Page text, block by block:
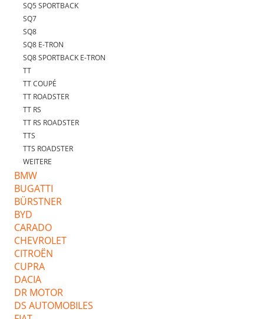
SQ5 SPORTBACK
SQ7
SQ8
SQ8 E-TRON
SQ8 SPORTBACK E-TRON
TT
TT COUPÉ
TT ROADSTER
TT RS
TT RS ROADSTER
TTS
TTS ROADSTER
WEITERE
BMW
BUGATTI
BÜRSTNER
BYD
CARADO
CHEVROLET
CITROËN
CUPRA
DACIA
DR MOTOR
DS AUTOMOBILES